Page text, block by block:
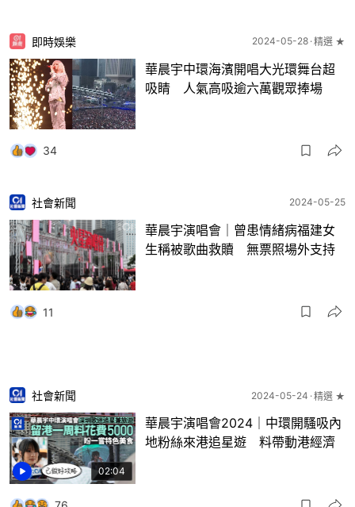
即時娛樂 2024-05-28 精選 ★
華晨宇中環海濱開唱大光環舞台超
吸睛 人氣高吸逾六萬觀眾捧場
34
社會新聞 2024-05-25
華晨宇演唱會｜曾患情緒病福建女
生稱被歌曲救贖 無票照場外支持
11
02:04
社會新聞 2024-05-24 精選 ★
華晨宇演唱會2024｜中環開騷吸內
地粉絲來港追星遊 料帶動港經濟